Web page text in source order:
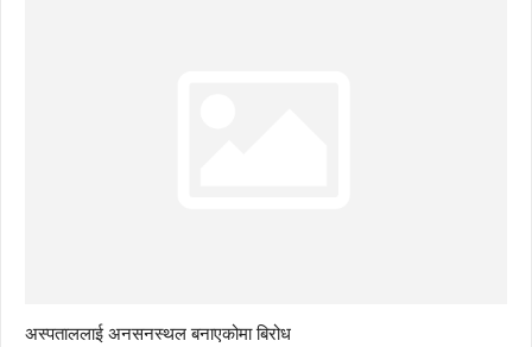
अस्पताललाई अनसनस्थल बनाएकोमा बिरोध